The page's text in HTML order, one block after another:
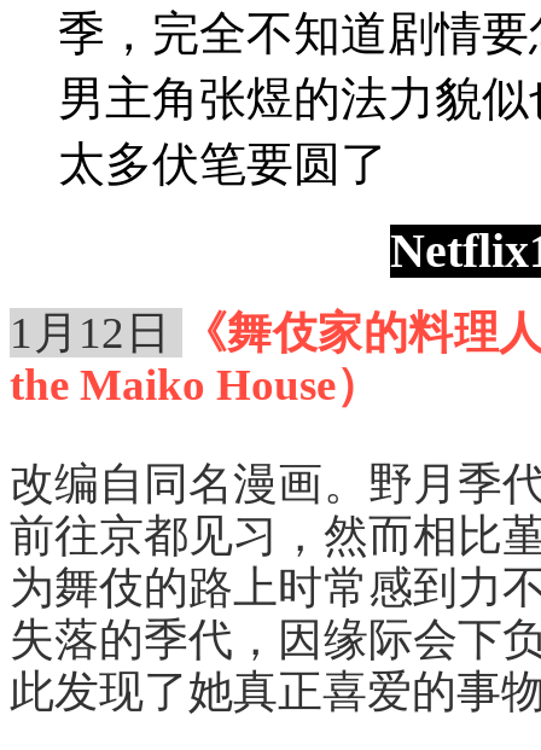
季，完全不知道剧情
男主角张煜的法力貌
太多伏笔要圆了
1月12日
《舞伎家的料理
the Maiko House）
改编自同名漫画。野月季
前往京都见习，然而相比
为舞伎的路上时常感到力
失落的季代，因缘际会下
此发现了她真正喜爱的事